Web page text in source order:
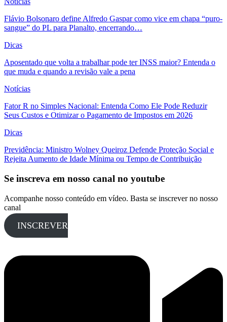
Flávio Bolsonaro define Alfredo Gaspar como vice em chapa “puro-
sangue” do PL para Planalto, encerrando…
Dicas
Aposentado que volta a trabalhar pode ter INSS maior? Entenda o
que muda e quando a revisão vale a pena
Notícias
Fator R no Simples Nacional: Entenda Como Ele Pode Reduzir
Seus Custos e Otimizar o Pagamento de Impostos em 2026
Dicas
Previdência: Ministro Wolney Queiroz Defende Proteção Social e
Rejeita Aumento de Idade Mínima ou Tempo de Contribuição
Se inscreva em nosso canal no youtube
Acompanhe nosso conteúdo em vídeo. Basta se inscrever no nosso
canal
INSCREVER